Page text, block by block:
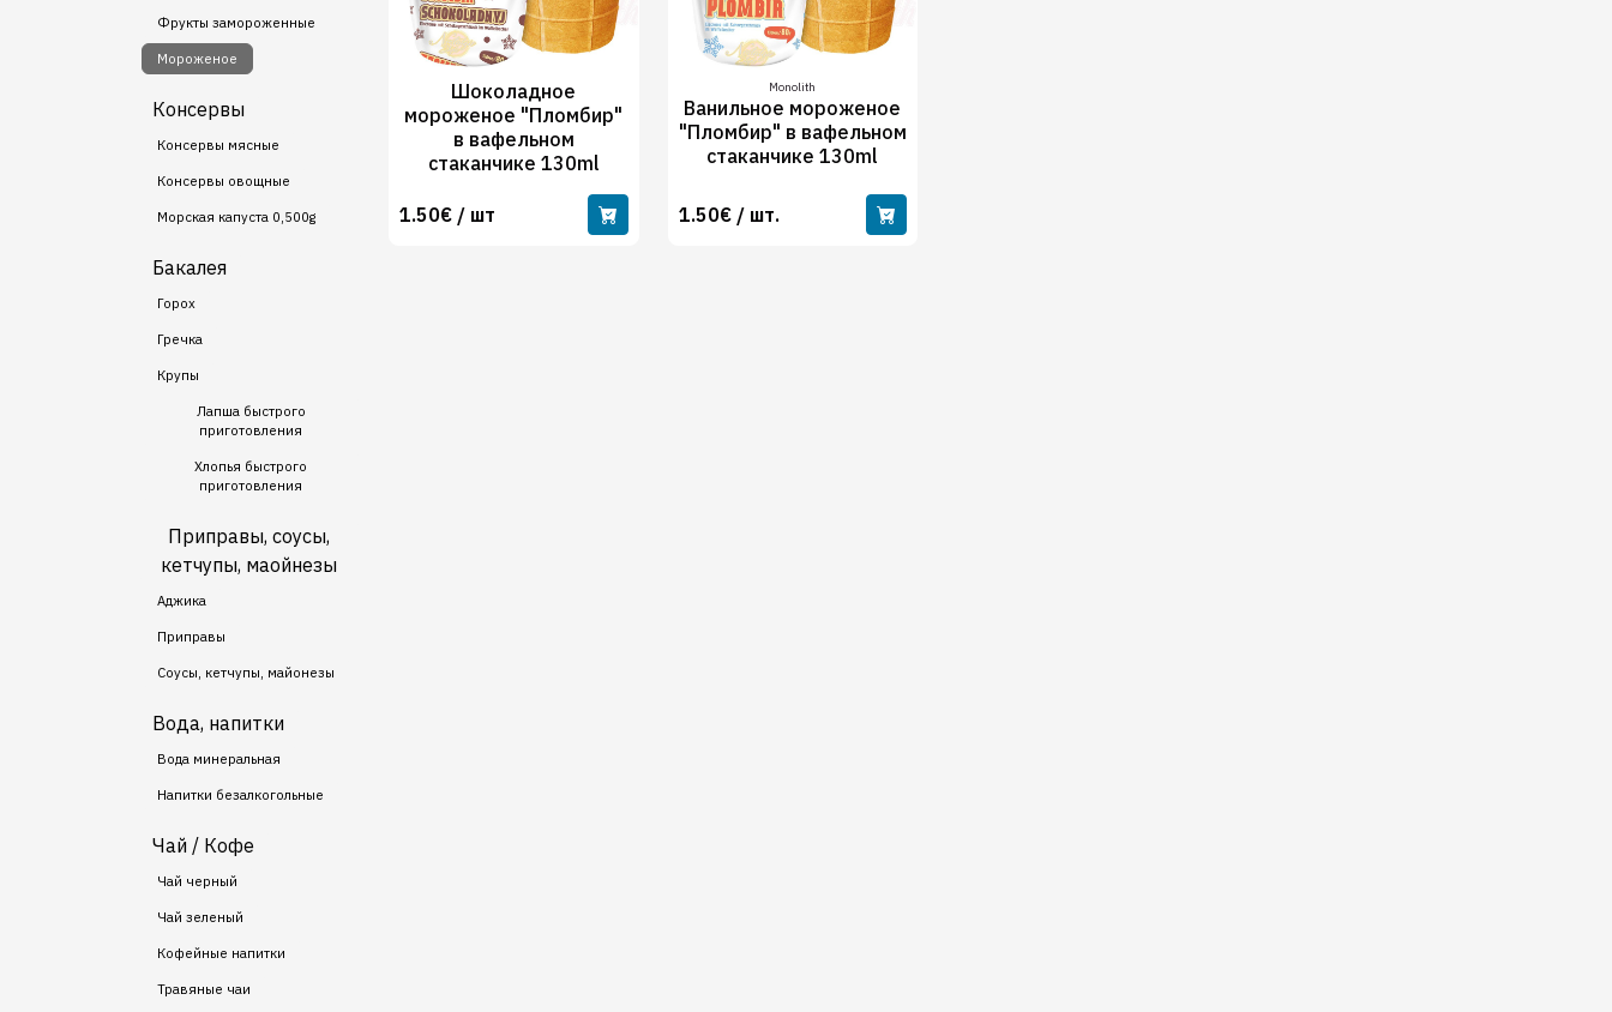
Фрукты замороженные
Мороженое
Консервы
Консервы мясные
Консервы овощные
Морская капуста 0,500g
Бакалея
Горох
Гречка
Крупы
Лапша быстрого
приготовления
Хлопья быстрого
приготовления
Приправы, соусы,
кетчупы, маойнезы
Аджика
Приправы
Соусы, кетчупы, майонезы
Вода, напитки
Вода минеральная
Напитки безалкогольные
Чай / Кофе
Чай черный
Чай зеленый
Кофейные напитки
Травяные чаи
Шоколадное
мороженое "Пломбир"
в вафельном
стаканчике 130ml
1.50€ / шт
Monolith
Ванильное мороженое
"Пломбир" в вафельном
стаканчике 130ml
1.50€ / шт.